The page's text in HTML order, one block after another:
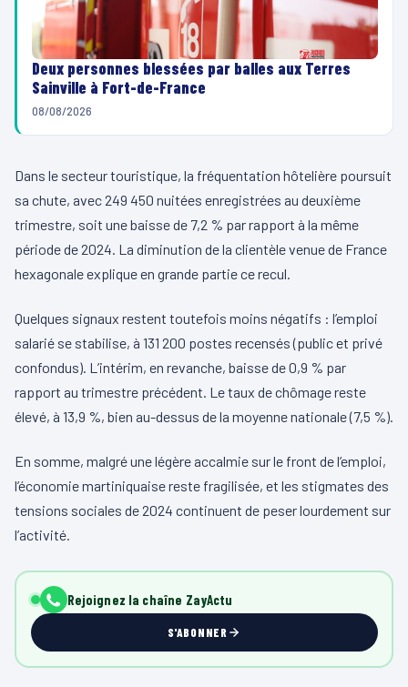
Deux personnes blessées par balles aux Terres
Sainville à Fort-de-France
08/08/2026
Dans le secteur touristique, la fréquentation hôtelière poursuit
sa chute, avec 249 450 nuitées enregistrées au deuxième
trimestre, soit une baisse de 7,2 % par rapport à la même
période de 2024. La diminution de la clientèle venue de France
hexagonale explique en grande partie ce recul.
Quelques signaux restent toutefois moins négatifs : l’emploi
salarié se stabilise, à 131 200 postes recensés (public et privé
confondus). L’intérim, en revanche, baisse de 0,9 % par
rapport au trimestre précédent. Le taux de chômage reste
élevé, à 13,9 %, bien au-dessus de la moyenne nationale (7,5 %).
En somme, malgré une légère accalmie sur le front de l’emploi,
l’économie martiniquaise reste fragilisée, et les stigmates des
tensions sociales de 2024 continuent de peser lourdement sur
l’activité.
Rejoignez la chaîne ZayActu
S'ABONNER